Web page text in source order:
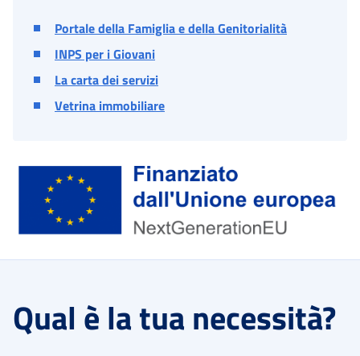
Portale della Famiglia e della Genitorialità
INPS per i Giovani
La carta dei servizi
Vetrina immobiliare
Qual è la tua necessità?